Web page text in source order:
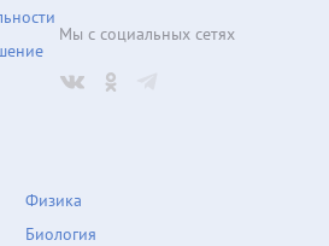
Физика
Биология
Мы с социальных сетях